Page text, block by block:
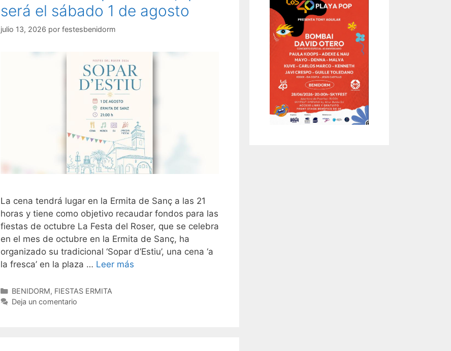
será el sábado 1 de agosto
julio 13, 2026 por festesbenidorm
La cena tendrá lugar en la Ermita de Sanç a las 21
horas y tiene como objetivo recaudar fondos para las
fiestas de octubre La Festa del Roser, que se celebra
en el mes de octubre en la Ermita de Sanç, ha
organizado su tradicional ‘Sopar d’Estiu’, una cena ‘a
la fresca’ en la plaza … Leer más
Categorías
BENIDORM, FIESTAS ERMITA
Deja un comentario